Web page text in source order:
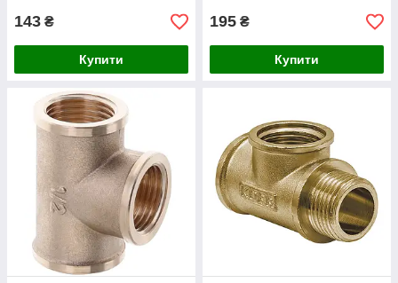
143 ₴
Купити
195 ₴
Купити